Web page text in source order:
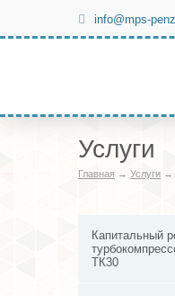
info@mps-
Услуги
Главная → Услуги →
Капитальный
ТК30